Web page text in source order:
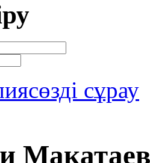
сұрау